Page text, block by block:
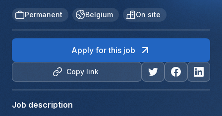
Permanent Belgium On site
Copy link
Apply for this job
Job description